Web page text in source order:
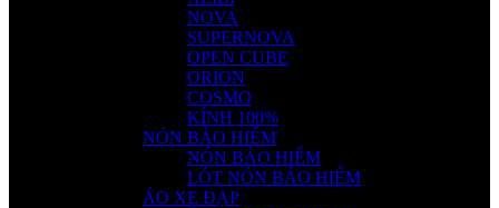
NOVA
SUPERNOVA
OPEN CUBE
ORION
COSMO
KÍNH 100%
NÓN BẢO HIỂM
NÓN BẢO HIỂM
LÓT NÓN BẢO HIỂM
ÁO XE ĐẠP